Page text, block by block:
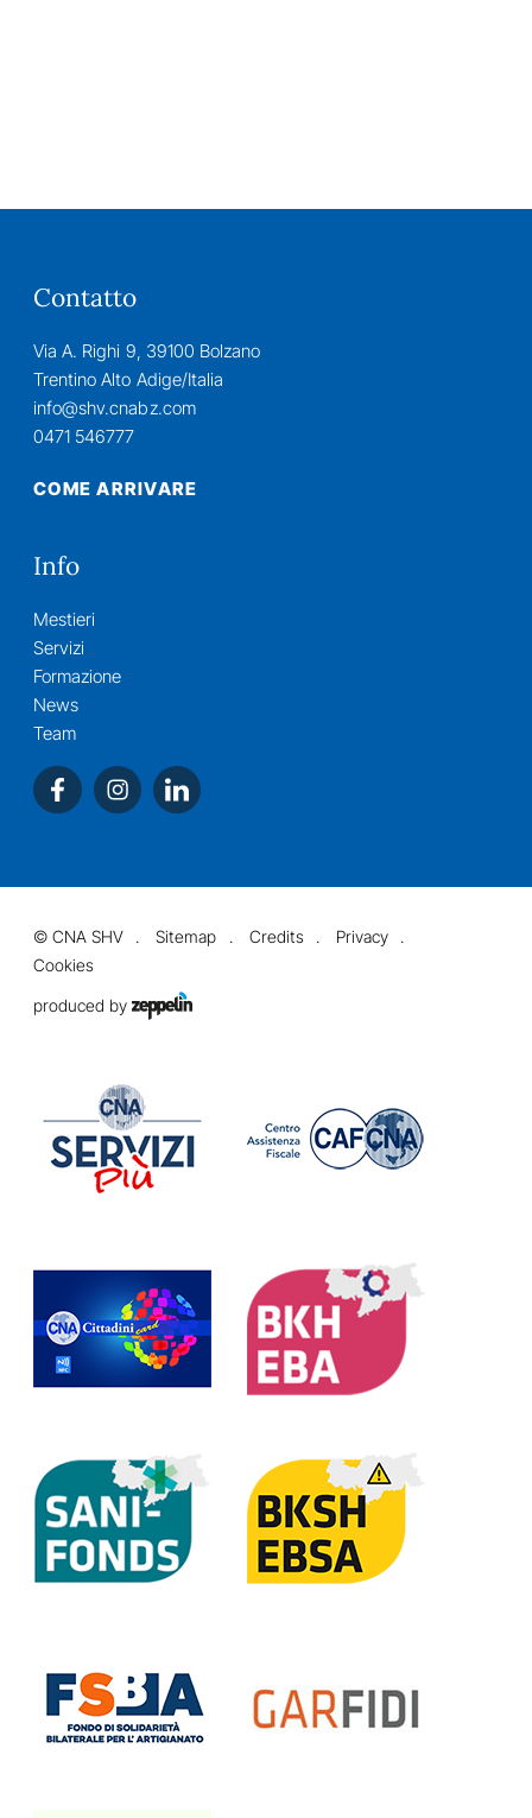
Contatto
Via A. Righi 9, 39100 Bolzano
Trentino Alto Adige/Italia
info@shv.cnabz.com
0471 546777
COME ARRIVARE
Info
Mestieri
Servizi
Formazione
News
Team
©CNA SHV Sitemap Credits
Privacy
Cookies
produced by